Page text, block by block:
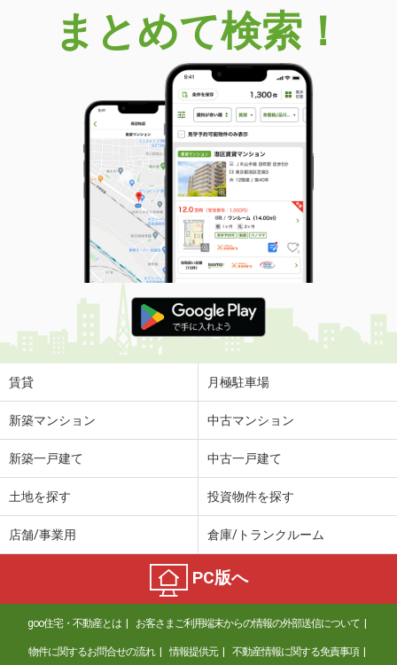
まとめて検索！
賃貸 月極駐車場
新築マンション 中古マンション
新築一戸建て 中古一戸建て
土地を探す 投資物件を探す
店舗/事業用 倉庫/トランクルーム
PC版へ
goo住宅・不動産とは お客さまご利用端末からの情報の外部送信について
物件に関するお問合せの流れ 情報提供元 不動産情報に関する免責事項